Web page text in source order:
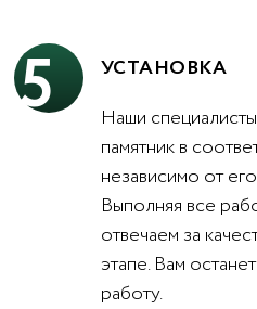
5
УСТАНОВКА
Наши
памятник в
независимо от
Выполняя все
отвечаем за
этапе. Вам
работу.